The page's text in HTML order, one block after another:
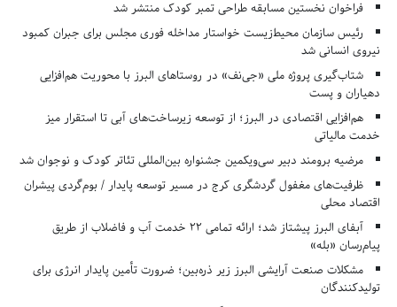
فراخوان نخستین مسابقه طراحی تمبر کودک منتشر شد
رئیس سازمان محیط‌زیست خواستار مداخله فوری مجلس برای جبران کمبود
نیروی انسانی شد
شتاب‌گیری پروژه ملی «جی‌نف» در روستاهای البرز با محوریت هم‌افزایی
دهیاران و پست
هم‌افزایی اقتصادی در البرز؛ از توسعه زیرساخت‌های آبی تا استقرار میز
خدمت مالیاتی
مرضیه برومند دبیر سی‌ویکمین جشنواره بین‌المللی تئاتر کودک و نوجوان شد
ظرفیت‌های مغفول گردشگری کرج در مسیر توسعه پایدار / بوم‌گردی پیشران
اقتصاد محلی
آبفای البرز پیشتاز شد؛ ارائه تمامی ۲۲ خدمت آب و فاضلاب از طریق
پیام‌رسان «بله»
مشکلات صنعت آرایشی البرز زیر ذره‌بین؛ ضرورت تأمین پایدار انرژی برای
تولیدکنندگان